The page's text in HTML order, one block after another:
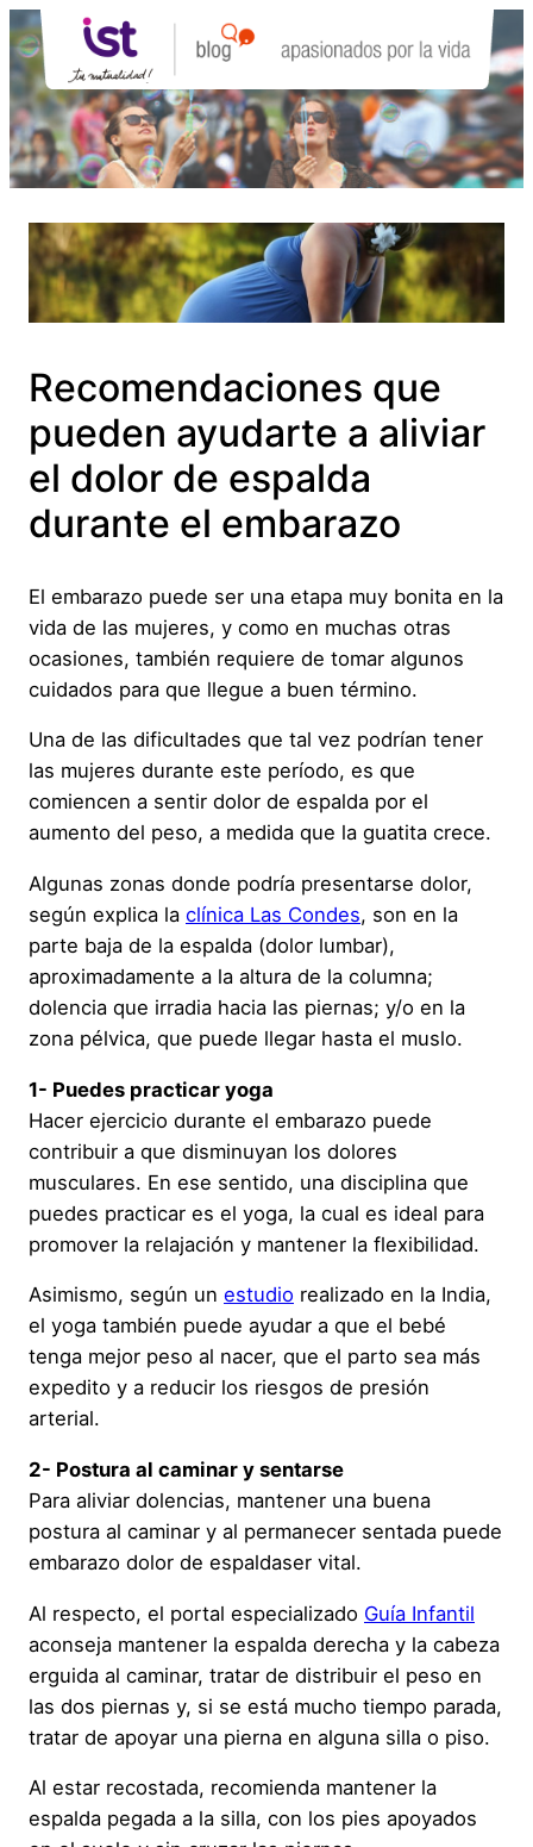
Saltar
al
contenido
Recomendaciones que
pueden ayudarte a aliviar
el dolor de espalda
durante el embarazo
El embarazo puede ser una etapa muy bonita en la
vida de las mujeres, y como en muchas otras
ocasiones, también requiere de tomar algunos
cuidados para que llegue a buen término.
Una de las dificultades que tal vez podrían tener
las mujeres durante este período, es que
comiencen a sentir dolor de espalda por el
aumento del peso, a medida que la guatita crece.
Algunas zonas donde podría presentarse dolor,
según explica la clínica Las Condes, son en la
parte baja de la espalda (dolor lumbar),
aproximadamente a la altura de la columna;
dolencia que irradia hacia las piernas; y/o en la
zona pélvica, que puede llegar hasta el muslo.
1- Puedes practicar yoga
Hacer ejercicio durante el embarazo puede
contribuir a que disminuyan los dolores
musculares. En ese sentido, una disciplina que
puedes practicar es el yoga, la cual es ideal para
promover la relajación y mantener la flexibilidad.
Asimismo, según un estudio realizado en la India,
el yoga también puede ayudar a que el bebé
tenga mejor peso al nacer, que el parto sea más
expedito y a reducir los riesgos de presión
arterial.
2- Postura al caminar y sentarse
Para aliviar dolencias, mantener una buena
postura al caminar y al permanecer sentada puede
embarazo dolor de espaldaser vital.
Al respecto, el portal especializado Guía Infantil
aconseja mantener la espalda derecha y la cabeza
erguida al caminar, tratar de distribuir el peso en
las dos piernas y, si se está mucho tiempo parada,
tratar de apoyar una pierna en alguna silla o piso.
Al estar recostada, recomienda mantener la
espalda pegada a la silla, con los pies apoyados